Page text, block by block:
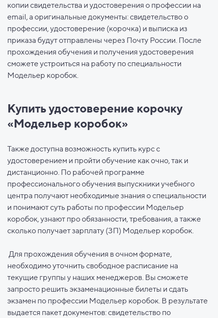
копии свидетельства и удостоверения о профессии на
email, а оригинальные документы: свидетельство о
профессии, удостоверение (корочка) и выписка из
приказа будут отправлены через Почту России. После
прохождения обучения и получения удостоверения
сможете устроиться на работу по специальности
Модельер коробок.
Купить удостоверение корочку
«Модельер коробок»
Также доступна возможность купить курс с
удостоверением и пройти обучение как очно, так и
дистанционно. По рабочей программе
профессионального обучения выпускники учебного
центра получают необходимые знания о специальности
и понимают суть работы по профессии Модельер
коробок, узнают про обязанности, требования, а также
сколько получает зарплату (ЗП) Модельер коробок.
Для прохождения обучения в очном формате,
необходимо уточнить свободное расписание на
текущие группы у наших менеджеров. Вы сможете
запросто решить экзаменационные билеты и сдать
экзамен по профессии Модельер коробок. В результате
выдается пакет документов: свидетельство по